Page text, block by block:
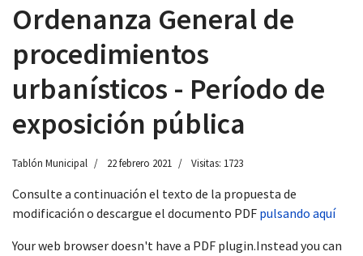
Ordenanza General de
procedimientos
urbanísticos - Período de
exposición pública
Tablón Municipal 22 febrero 2021 Visitas: 1723
Consulte a continuación el texto de la propuesta de
modificación o descargue el documento PDF pulsando aquí
Your web browser doesn't have a PDF plugin.Instead you can